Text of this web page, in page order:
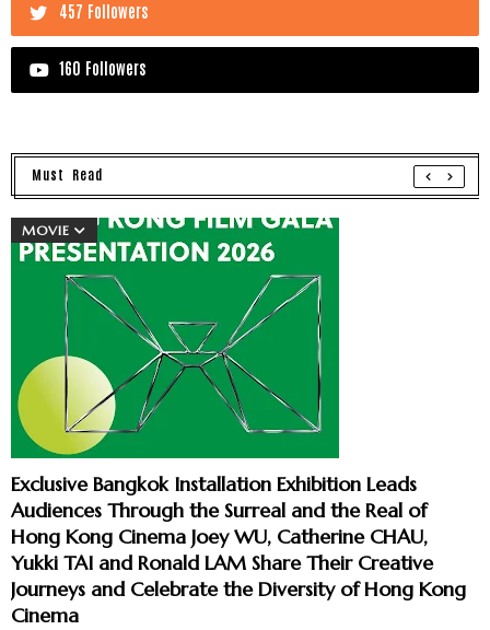
457 Followers
160 Followers
Must Read
MOVIE
Exclusive Bangkok Installation Exhibition Leads
Audiences Through the Surreal and the Real of
Hong Kong Cinema Joey WU, Catherine CHAU,
Yukki TAI and Ronald LAM Share Their Creative
Journeys and Celebrate the Diversity of Hong Kong
Cinema